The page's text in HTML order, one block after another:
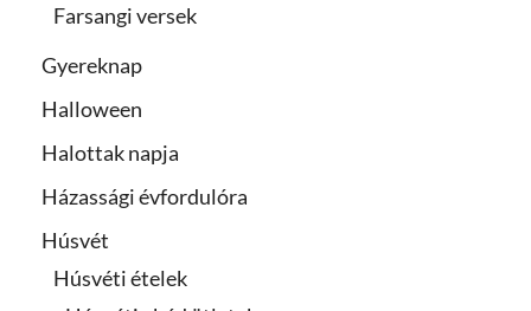
Farsangi versek
Gyereknap
Halloween
Halottak napja
Házassági évfordulóra
Húsvét
Húsvéti ételek